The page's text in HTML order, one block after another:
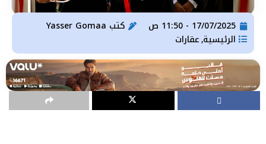
17/07/2025 - 11:50 ص كتب
الرئيسية, عقارات